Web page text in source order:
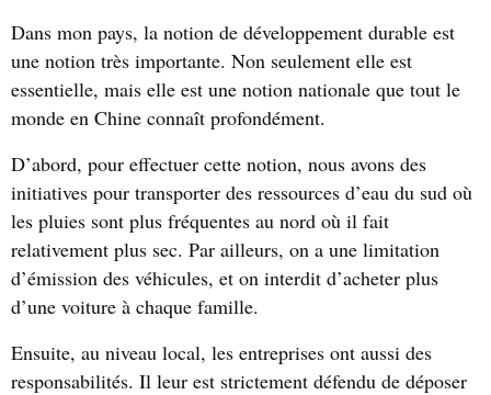
Dans mon pays, la notion de développement durable est
une notion très importante. Non seulement elle est
essentielle, mais elle est une notion nationale que tout le
monde en Chine connaît profondément.
D’abord, pour effectuer cette notion, nous avons des
initiatives pour transporter des ressources d’eau du sud où
les pluies sont plus fréquentes au nord où il fait
relativement plus sec. Par ailleurs, on a une limitation
d’émission des véhicules, et on interdit d’acheter plus
d’une voiture à chaque famille.
Ensuite, au niveau local, les entreprises ont aussi des
responsabilités. Il leur est strictement défendu de déposer